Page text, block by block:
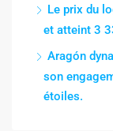
Le prix du
et atteint 3
Aragón
son
étoiles.